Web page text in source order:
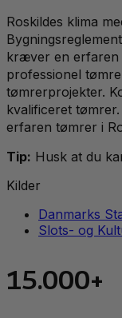
Roskildes klima
kræver en erfaren
professionel
tømrerprojekter.
kvalificeret
erfaren tømrer i
Tip: Husk at du
Kilder
Danmarks
Slots- og
15.000+